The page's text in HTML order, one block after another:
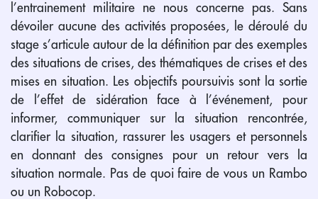
l’entrainement militaire ne nous concerne pas. Sans
dévoiler aucune des activités proposées, le déroulé du
stage s’articule autour de la définition par des exemples
des situations de crises, des thématiques de crises et des
mises en situation. Les objectifs poursuivis sont la sortie
de l’effet de sidération face à l’événement, pour
informer, communiquer sur la situation rencontrée,
clarifier la situation, rassurer les usagers et personnels
en donnant des consignes pour un retour vers la
situation normale. Pas de quoi faire de vous un Rambo
ou un Robocop.